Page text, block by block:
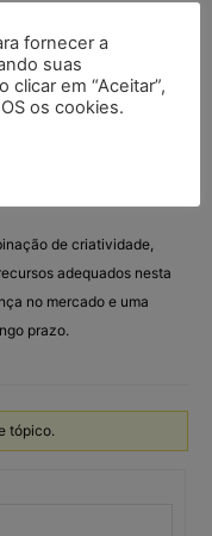
de potenciais
interessadas. Eles
de criatividade,
adequados nesta
no mercado e uma
prazo.
tópico.
fornecer a
suas
em “Aceitar”,
os cookies.